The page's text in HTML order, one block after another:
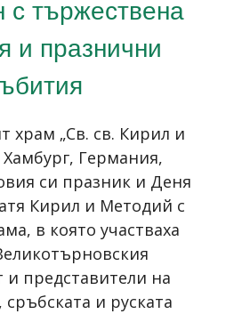
с тържествена
и празнични
храм „Св. св. Кирил и
Германия,
си празник и Деня
Кирил и Методий с
в която участваха
и представители на
сръбската и руската